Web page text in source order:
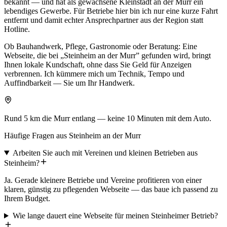
bekannt — und hat als gewachsene Kleinstadt an der Murr ein
lebendiges Gewerbe. Für Betriebe hier bin ich nur eine kurze Fahrt
entfernt und damit echter Ansprechpartner aus der Region statt
Hotline.
Ob Bauhandwerk, Pflege, Gastronomie oder Beratung: Eine
Webseite, die bei „Steinheim an der Murr” gefunden wird, bringt
Ihnen lokale Kundschaft, ohne dass Sie Geld für Anzeigen
verbrennen. Ich kümmere mich um Technik, Tempo und
Auffindbarkeit — Sie um Ihr Handwerk.
Rund 5 km die Murr entlang — keine 10 Minuten mit dem Auto.
Häufige Fragen aus Steinheim an der Murr
Arbeiten Sie auch mit Vereinen und kleinen Betrieben aus
Steinheim?
Ja. Gerade kleinere Betriebe und Vereine profitieren von einer
klaren, günstig zu pflegenden Webseite — das baue ich passend zu
Ihrem Budget.
Wie lange dauert eine Webseite für meinen Steinheimer Betrieb?